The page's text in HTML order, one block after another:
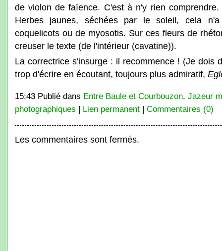
de violon de faïence. C'est à n'y rien
Herbes jaunes, séchées par le soleil, cela
coquelicots ou de myosotis. Sur ces fleurs de
creuser le texte (de l'intérieur (cavatine)).
La correctrice s'insurge : il recommence ! (Je dois
trop d'écrire en écoutant, toujours plus admiratif,
15:43 Publié dans Entre Baule et Courbouzon, Jazeur
photographiques | Lien permanent| Commentaires (0)
Les commentaires sont fermés.